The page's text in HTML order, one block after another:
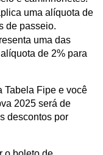
uma alíquota de
de passeio.
uma das
de 2% para
Tabela Fipe e você
2025 será de
descontos por